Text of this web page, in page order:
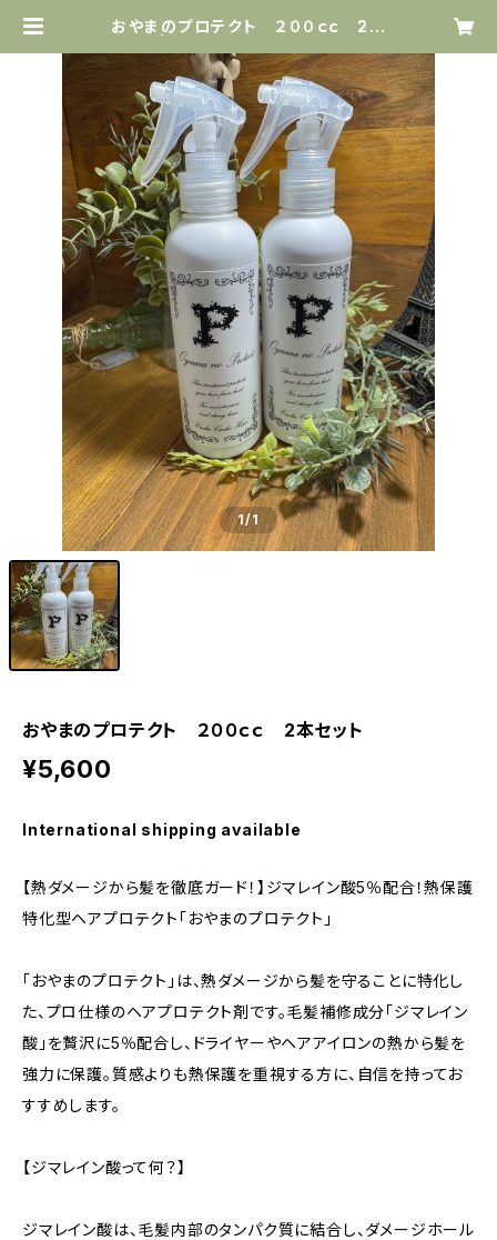
おやまのプロテクト ２００ｃｃ 2本
OP
1/1
おやまのプロテクト ２００ｃｃ 2本セット
¥5,600
International shipping available
【熱ダメージから髪を徹底ガード！】ジマレイン酸5％配合！熱保護
特化型ヘアプロテクト「おやまのプロテクト」
「おやまのプロテクト」は、熱ダメージから髪を守ることに特化し
た、プロ仕様のヘアプロテクト剤です。毛髪補修成分「ジマレイン
酸」を贅沢に5％配合し、ドライヤーやヘアアイロンの熱から髪を
強力に保護。質感よりも熱保護を重視する方に、自信を持ってお
すすめします。
【ジマレイン酸って何？】
ジマレイン酸は、毛髪内部のタンパク質に結合し、ダメージホール